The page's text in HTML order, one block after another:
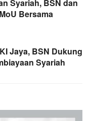
Syariah, BSN dan
Bersama
Jaya, BSN Dukung
Syariah